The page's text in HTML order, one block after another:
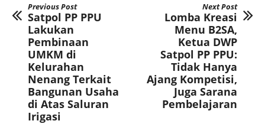
Previous Post
Satpol PP PPU
Lakukan
Pembinaan
UMKM di
Kelurahan
Nenang Terkait
Bangunan Usaha
di Atas Saluran
Irigasi
Next Post
Lomba Kreasi
Menu B2SA,
Ketua DWP
Satpol PP PPU:
Tidak Hanya
Ajang Kompetisi,
Juga Sarana
Pembelajaran